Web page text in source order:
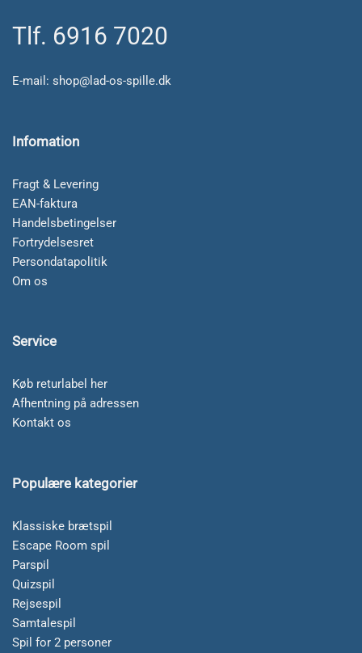
Tlf. 6916 7020
E-mail: shop@lad-os-spille.dk
Infomation
Fragt & Levering
EAN-faktura
Handelsbetingelser
Fortrydelsesret
Persondatapolitik
Om os
Service
Køb returlabel her
Afhentning på adressen
Kontakt os
Populære kategorier
Klassiske brætspil
Escape Room spil
Parspil
Quizspil
Rejsespil
Samtalespil
Spil for 2 personer